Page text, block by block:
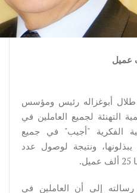
أبوغزاله رئيس ومؤسس
التهنئة لجميع العاملين في
الفكرية "أجيب" في جميع
يبذلونها، ونتيجة لوصول عدد
رسالته إلى أن العاملين في